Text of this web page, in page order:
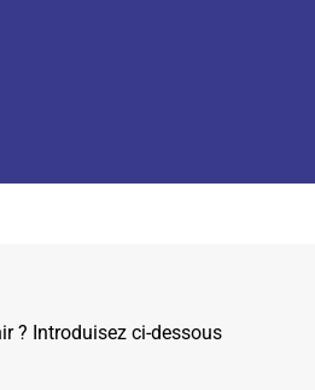
? Introduisez ci-dessous